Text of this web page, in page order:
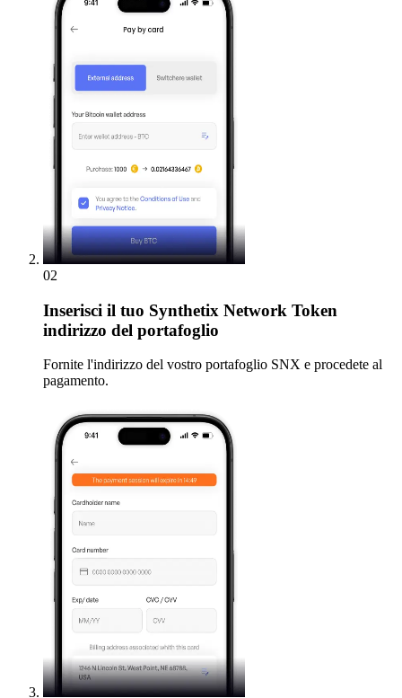
02
Inserisci il tuo Synthetix Network Token
indirizzo del portafoglio
Fornite l'indirizzo del vostro portafoglio SNX e procedete al
pagamento.